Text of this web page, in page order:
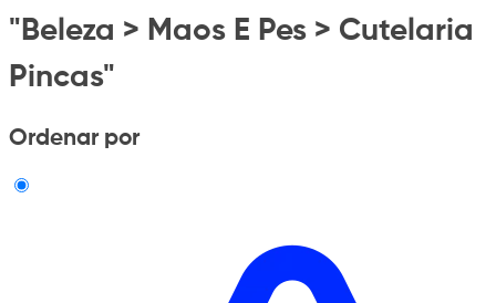
"Beleza > Maos E Pes > Cutelaria
Pincas"
Ordenar por